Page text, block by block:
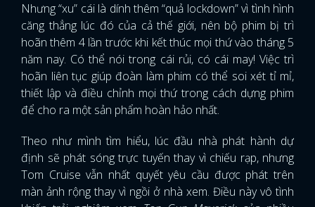
Nhưng “xu” cái là dính thêm “quả lockdown” vì tình hình
căng thẳng lúc đó của cả thế giới, nên bộ phim bị trì
hoãn thêm 4 lần trước khi kết thúc mọi thứ vào tháng 5
năm nay. Có thể nói trong cái rủi, có cái may! Việc trì
hoãn liên tục giúp đoàn làm phim có thể soi xét tỉ mỉ,
thiết lập và điều chỉnh mọi thứ trong cách dựng phim
để cho ra một sản phẩm hoàn hảo nhất.
Theo như mình tìm hiểu, lúc đầu nhà phát hành dự
định sẽ phát sóng trực tuyến thay vì chiếu rạp, nhưng
Tom Cruise vẫn nhất quyết yêu cầu được phát trên
màn ảnh rộng thay vì ngồi ở nhà xem. Điều này vô tình